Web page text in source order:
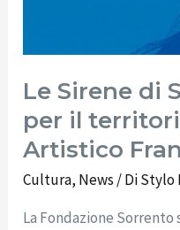
Le Sirene di
per il
Artistico
Cultura, News / DiStylo
La Fondazione
il
Liceo
Artistico
Grandi